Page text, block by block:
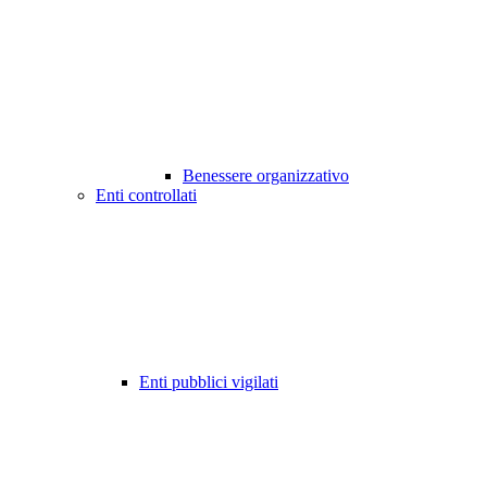
Benessere organizzativo
Enti controllati
Enti pubblici vigilati